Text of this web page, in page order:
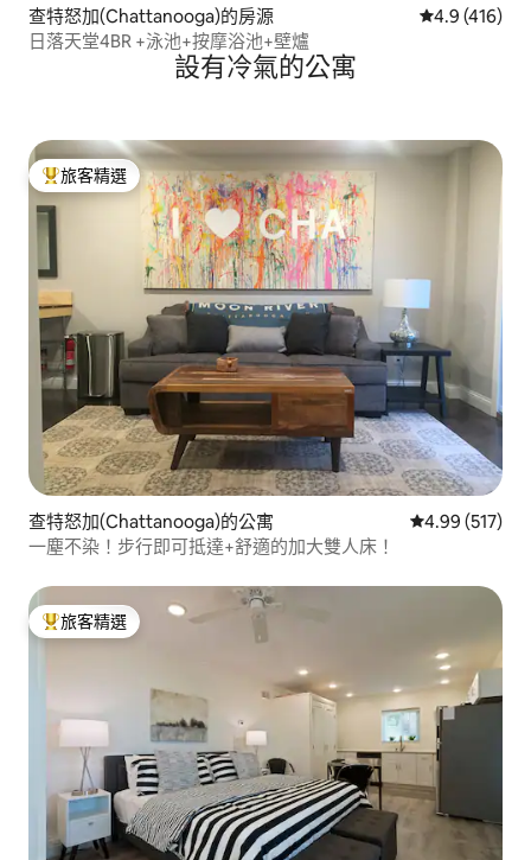
查特怒加(Chattanooga)的房源 從 416 則評
4.9 (416)
日落天堂4BR +泳池+按摩浴池+壁爐
設有冷氣的公寓
旅客精選榜首
旅客精選
查特怒加(Chattanooga)的公寓 從 517 則評價
4.99 (517)
一塵不染！步行即可抵達+舒適的加大雙人床！
旅客精選榜首
旅客精選